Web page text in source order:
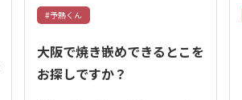
#予熱くん
大阪で焼き嵌めできるとこを
お探しですか？